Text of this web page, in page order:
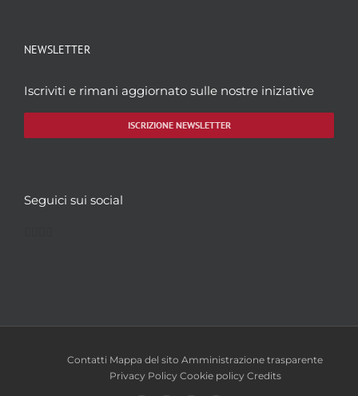
NEWSLETTER
Iscriviti e rimani aggiornato sulle nostre iniziative
ISCRIZIONE NEWSLETTER
Seguici sui social
Contatti Mappa del sito Amministrazione trasparente
Privacy Policy Cookie policy Credits